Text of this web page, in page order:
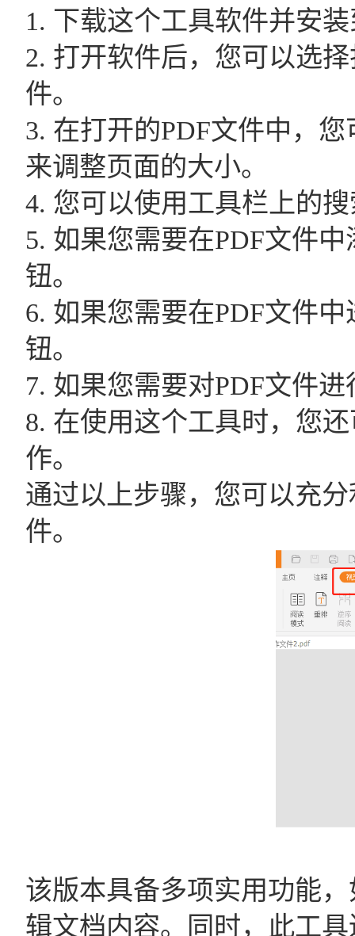
1. 下载这个工具软件并安
2. 打开软件后，您可以选
件。
3. 在打开的PDF文件中，
来调整页面的大小。
4. 您可以使用工具栏上的
5. 如果您需要在PDF文件
钮。
6. 如果您需要在PDF文件
钮。
7. 如果您需要对PDF文件
8. 在使用这个工具时，您
作。
通过以上步骤，您可以充
件。
该版本具备多项实用功能
辑文档内容。同时，此工